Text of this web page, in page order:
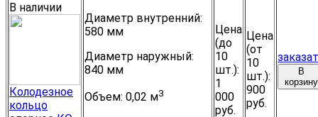
В наличии
Колодезное
кольцо
Диаметр внутренний:
580 мм
Диаметр наружный:
840 мм
Объем: 0,02 м3
Цена
(до
10
шт.):
1
000
руб.
Цена
(от
10
шт.):
900
руб.
В
корзину